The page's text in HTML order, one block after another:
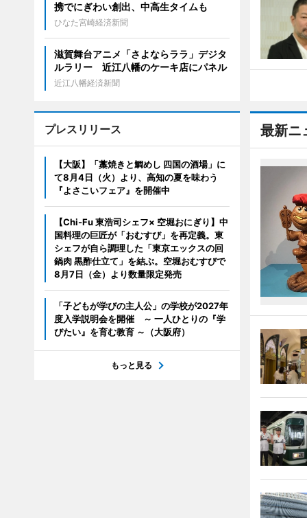
最新ニ
携でにぎわい創出、中高生タイムも
ひなた宮崎経済新聞
滋賀舞台アニメ「さよならララ」デジタ
ルラリー 近江八幡のケーキ店にパネル
近江八幡経済新聞
プレスリリース
【大阪】「藁焼きと鯛めし 四国の酒場」に
て8月4日（火）より、高知の夏を味わう
『よさこいフェア』を開催中
【Chi-Fu 東浩司シェフ× 空堀おにぎり】中
国料理の巨匠が「おむすび」を再定義。東
シェフが自ら調理した「東京エックスの回
鍋肉 黒酢仕立て」を結ぶ。空堀おむすびで
8月7日（金）より数量限定発売
「子どもが学びの主人公」の学校が2027年
度入学説明会を開催 ～ 一人ひとりの『学
びたい』を育む教育 ～（大阪府）
もっと見る